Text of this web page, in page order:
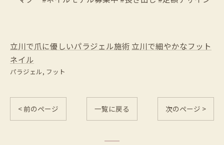
立川で爪に優しいパラジェル施術 立川で細やかなフット
ネイル
パラジェル フット
< 前のページ 一覧に戻る 次のページ >